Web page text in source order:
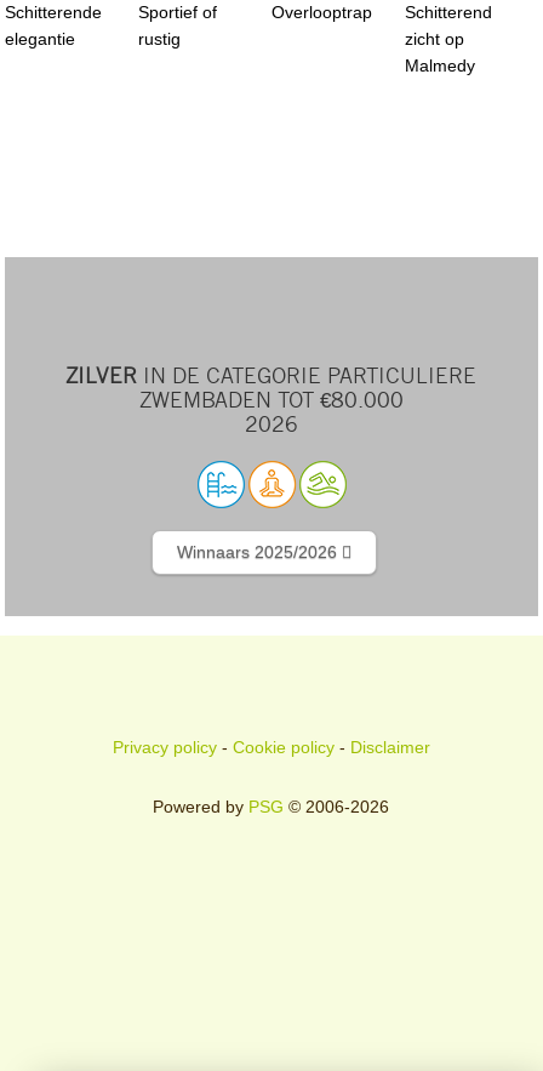
Schitterende
elegantie
Sportief of
rustig
Overlooptrap
Schitterend
zicht op
Malmedy
ZILVER IN DE CATEGORIE PARTICULIERE
ZWEMBADEN TOT €80.000
2026
Winnaars 2025/2026
Privacy policy- Cookie policy- Disclaimer
Powered by PSG © 2006-2026